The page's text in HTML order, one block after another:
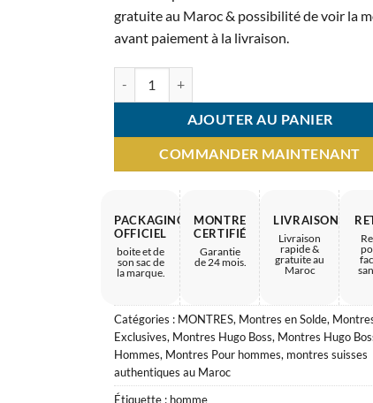
gratuite au Maroc & possibilité de voir la
avant paiement à la livraison.
AJOUTER AU PANIER
COMMANDER MAINTENANT
PACKAGING
OFFICIEL
boite et de
son sac de
la marque.
MONTRE
CERTIFIÉ
Garantie
de 24 mois.
LIVRAISON
Livraison
rapide &
gratuite au
Maroc
Catégories : MONTRES, Montres en Solde,
Exclusives, Montres Hugo Boss, Montres Hugo
Hommes, Montres Pour hommes, montres suisses
authentiques au Maroc
Étiquette : homme